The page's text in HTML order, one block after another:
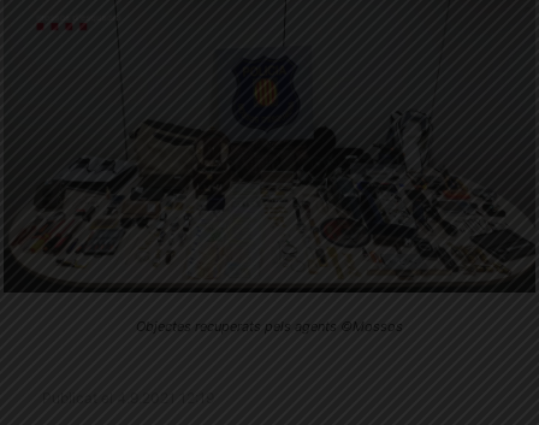
Objectes recuperats pels agents ©Mossos